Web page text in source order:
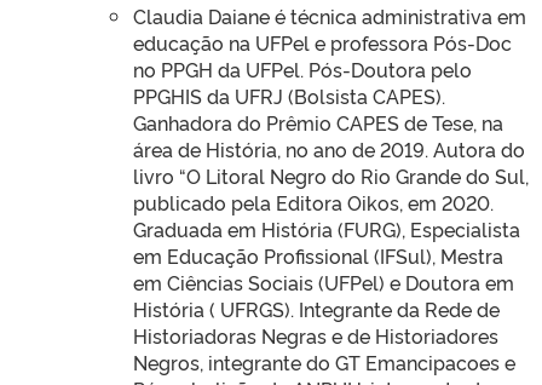
Claudia Daiane é técnica administrativa em
educação na UFPel e professora Pós-Doc
no PPGH da UFPel. Pós-Doutora pelo
PPGHIS da UFRJ (Bolsista CAPES).
Ganhadora do Prêmio CAPES de Tese, na
área de História, no ano de 2019. Autora do
livro “O Litoral Negro do Rio Grande do Sul,
publicado pela Editora Oikos, em 2020.
Graduada em História (FURG), Especialista
em Educação Profissional (IFSul), Mestra
em Ciências Sociais (UFPel) e Doutora em
História ( UFRGS). Integrante da Rede de
Historiadoras Negras e de Historiadores
Negros, integrante do GT Emancipacoes e